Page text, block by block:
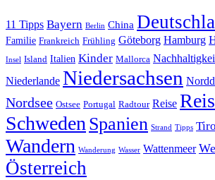
11 Tipps Bayern Berlin China
Familie Frankreich Frühling Göteborg Hamburg
Insel Island Italien Kinder Mallorca
Niederlande Niedersachsen
Nordsee Ostsee Portugal Radtour Reise
SchwedenSpanien Strand Tipps
Wandern Wanderung Wasser Wattenmeer
Österreich